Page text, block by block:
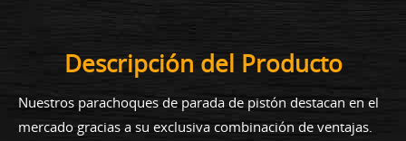
Descripción del Producto
Nuestros parachoques de parada de pistón destacan en el
mercado gracias a su exclusiva combinación de ventajas.